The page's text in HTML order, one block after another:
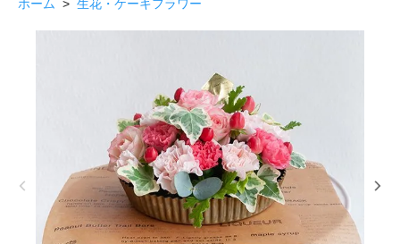
ホーム > 生花・ケーキフラワー